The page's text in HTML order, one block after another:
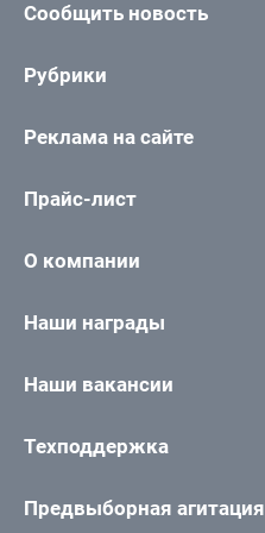
Сообщить новость
Рубрики
Реклама на сайте
Прайс-лист
О компании
Наши награды
Наши вакансии
Техподдержка
Предвыборная агитация